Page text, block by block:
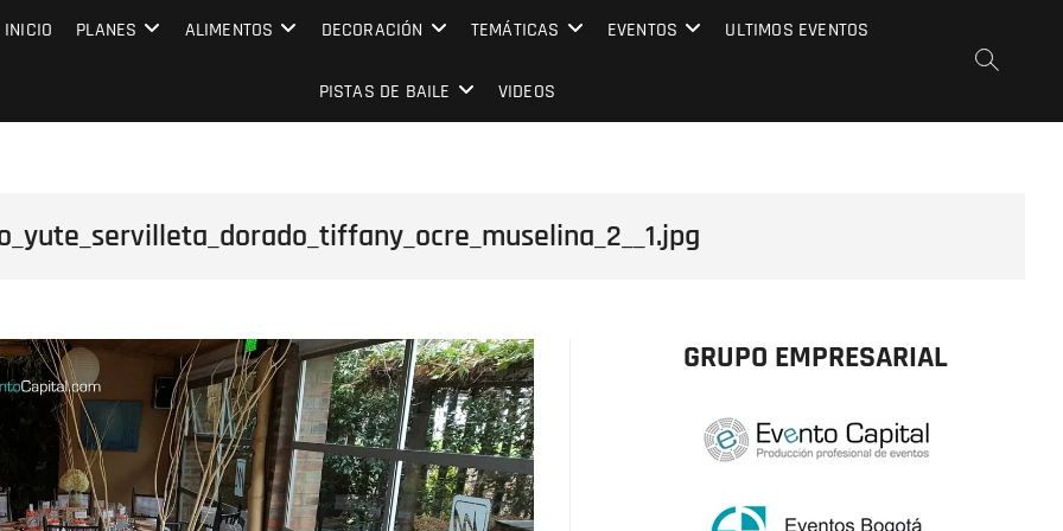
EVENTO CAPITAL
INICIO PLANES ALIMENTOS DECORACIÓN TEMÁTICAS EVENTOS ULTIMOS EVENTOS
PISTAS DE BAILE VIDEOS
GRUPO EMPRESARIAL